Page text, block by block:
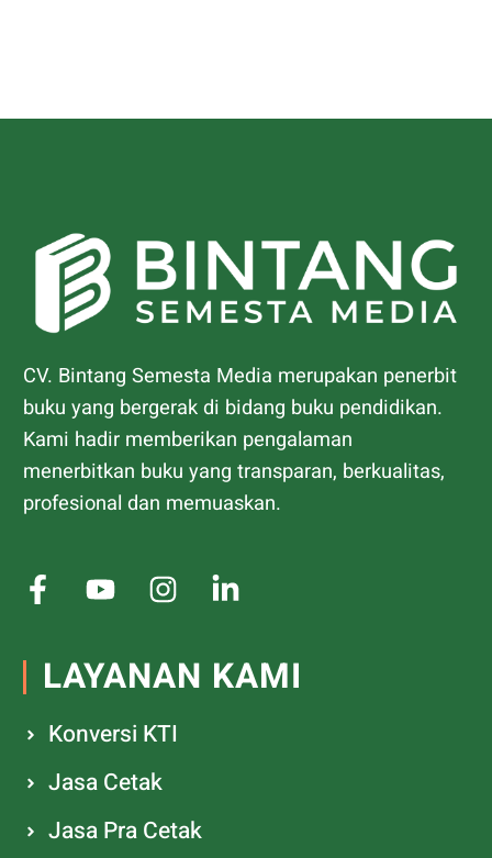
CV. Bintang Semesta Media merupakan penerbit
buku yang bergerak di bidang buku pendidikan.
Kami hadir memberikan pengalaman
menerbitkan buku yang transparan, berkualitas,
profesional dan memuaskan.
LAYANAN KAMI
Konversi KTI
Jasa Cetak
Jasa Pra Cetak